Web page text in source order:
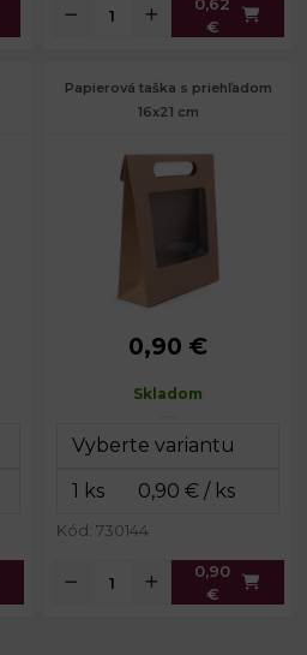
€
Papierová taška s priehľadom
16x21 cm
Rozmery: 16 x 21 x 6,7 cm
0,90 €
Skladom
Kód: 730144
0,90
€